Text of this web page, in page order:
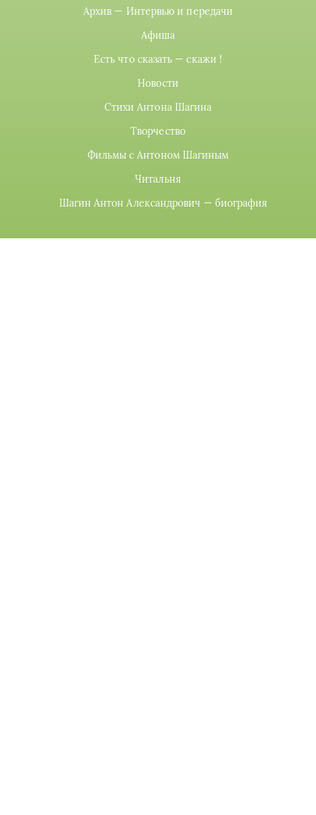
Архив — Интервью и передачи
Афиша
Есть что сказать — скажи !
Новости
Стихи Антона Шагина
Творчество
Фильмы с Антоном Шагиным
Читальня
Шагин Антон Александрович — биография